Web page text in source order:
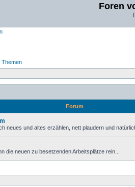
Foren
Themen
Forum
neues und altes erzählen, nett plaudern und
die neuen zu besetzenden Arbeitsplätze rein...